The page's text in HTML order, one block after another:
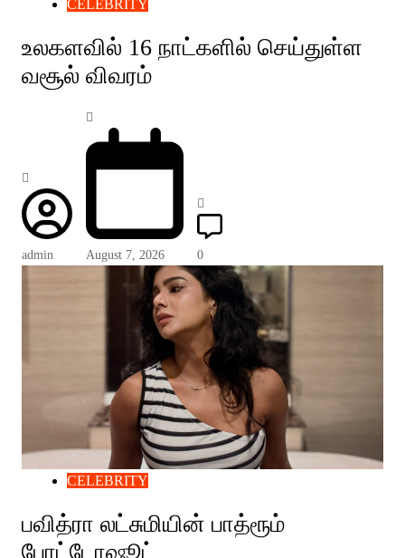
CELEBRITY
உலகளவில் 16 நாட்களில் செய்துள்ள
வசூல் விவரம்
admin August 7, 2026 0
CELEBRITY
பவித்ரா லட்சுமியின் பாத்ரூம்
போட்டோஷூட்